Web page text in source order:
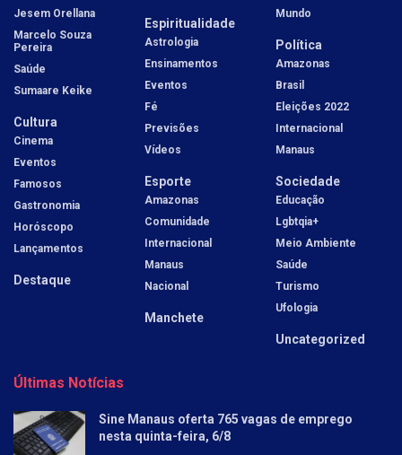
Jesem Orellana
Marcelo Souza
Pereira
Saúde
Sumaare Keike
Cultura
Cinema
Eventos
Famosos
Gastronomia
Horóscopo
Lançamentos
Destaque
Espiritualidade
Astrologia
Ensinamentos
Eventos
Fé
Previsões
Vídeos
Esporte
Amazonas
Comunidade
Internacional
Manaus
Nacional
Manchete
Mundo
Política
Amazonas
Brasil
Eleições 2022
Internacional
Manaus
Sociedade
Educação
Lgbtqia+
Meio Ambiente
Saúde
Turismo
Ufologia
Uncategorized
Últimas Notícias
Sine Manaus oferta 765 vagas de emprego
nesta quinta-feira, 6/8